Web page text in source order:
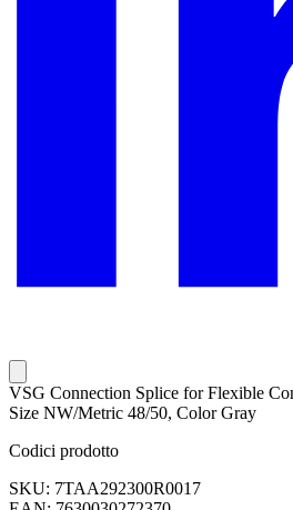
VSG Connection Splice for Flexible
Size NW/Metric 48/50, Color Gray
Codici prodotto
SKU: 7TAA292300R0017